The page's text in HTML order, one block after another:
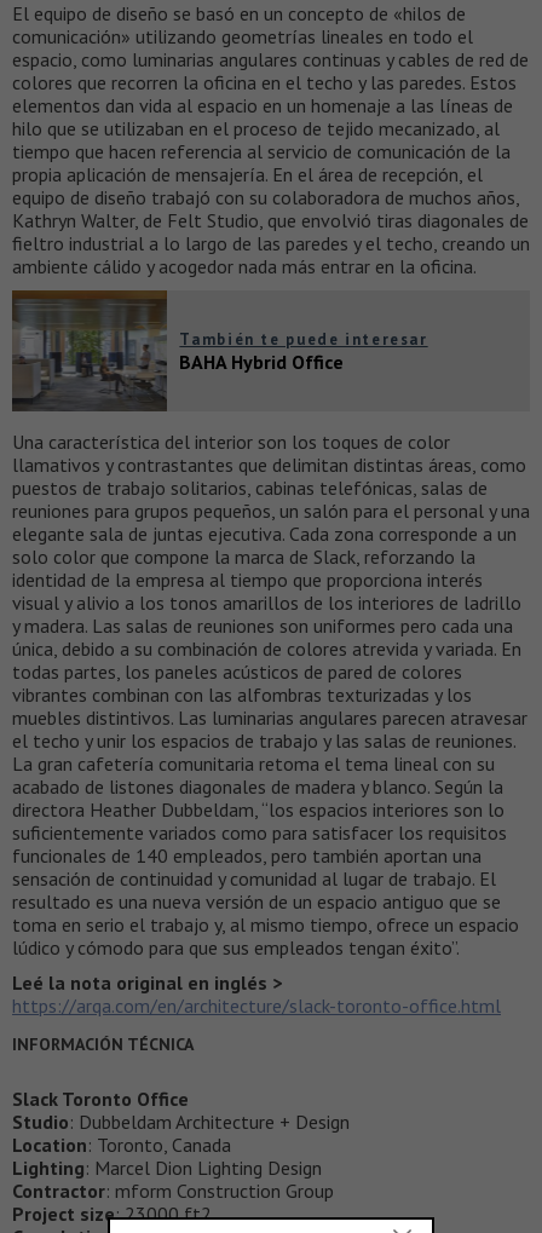
El equipo de diseño se basó en un concepto de «hilos de
comunicación» utilizando geometrías lineales en todo el
espacio, como luminarias angulares continuas y cables de red de
colores que recorren la oficina en el techo y las paredes. Estos
elementos dan vida al espacio en un homenaje a las líneas de
hilo que se utilizaban en el proceso de tejido mecanizado, al
tiempo que hacen referencia al servicio de comunicación de la
propia aplicación de mensajería. En el área de recepción, el
equipo de diseño trabajó con su colaboradora de muchos años,
Kathryn Walter, de Felt Studio, que envolvió tiras diagonales de
fieltro industrial a lo largo de las paredes y el techo, creando un
ambiente cálido y acogedor nada más entrar en la oficina.
También te puede interesar
BAHA Hybrid Office
Una característica del interior son los toques de color
llamativos y contrastantes que delimitan distintas áreas, como
puestos de trabajo solitarios, cabinas telefónicas, salas de
reuniones para grupos pequeños, un salón para el personal y una
elegante sala de juntas ejecutiva. Cada zona corresponde a un
solo color que compone la marca de Slack, reforzando la
identidad de la empresa al tiempo que proporciona interés
visual y alivio a los tonos amarillos de los interiores de ladrillo
y madera. Las salas de reuniones son uniformes pero cada una
única, debido a su combinación de colores atrevida y variada. En
todas partes, los paneles acústicos de pared de colores
vibrantes combinan con las alfombras texturizadas y los
muebles distintivos. Las luminarias angulares parecen atravesar
el techo y unir los espacios de trabajo y las salas de reuniones.
La gran cafetería comunitaria retoma el tema lineal con su
acabado de listones diagonales de madera y blanco. Según la
directora Heather Dubbeldam, “los espacios interiores son lo
suficientemente variados como para satisfacer los requisitos
funcionales de 140 empleados, pero también aportan una
sensación de continuidad y comunidad al lugar de trabajo. El
resultado es una nueva versión de un espacio antiguo que se
toma en serio el trabajo y, al mismo tiempo, ofrece un espacio
lúdico y cómodo para que sus empleados tengan éxito”.
Leé la nota original en inglés >
https://arqa.com/en/architecture/slack-toronto-office.html
INFORMACIÓN TÉCNICA
Slack Toronto Office
Studio: Dubbeldam Architecture + Design
Location: Toronto, Canada
Lighting: Marcel Dion Lighting Design
Contractor: mform Construction Group
Project size: 23000 ft2